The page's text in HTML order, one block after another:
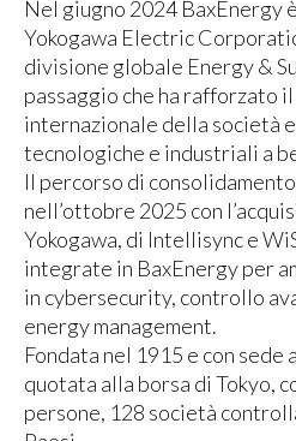
Nel giugno 2024 BaxEnergy
Yokogawa Electric
divisione globale Energy &
passaggio che ha rafforzato
internazionale della società
tecnologiche e industriali a
Il percorso di
nell’ottobre 2025 con
Yokogawa, di Intellisync e
integrate in BaxEnergy per
in cybersecurity, controllo
energy management.
Fondata nel 1915 e con sede
quotata alla borsa di Tokyo,
persone, 128 società